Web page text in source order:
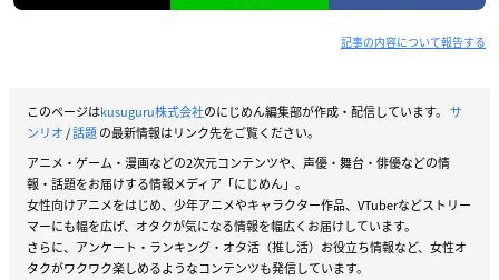
記事の内容について報告する
このページはkusuguru株式会社のにじめん編集部が作成・配信しています。 サ
ンリオ/話題の最新情報はリンク先をご覧ください。
アニメ・ゲーム・漫画などの2次元コンテンツや、声優・舞台・俳優などの情
報・話題をお届けする情報メディア「にじめん」。
女性向けアニメをはじめ、少年アニメやキャラクター作品、VTuberなどストリー
マーにも幅を広げ、オタクが気になる情報を幅広くお届けしています。
さらに、アンケート・ランキング・オタ活（推し活）お役立ち情報など、女性オ
タクがワクワク楽しめるようなコンテンツも発信しています。